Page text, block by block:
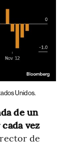
Unidos.
de un
vez
de